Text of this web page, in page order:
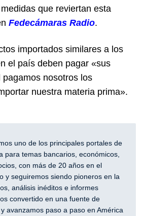
que reviertan esta
Fedecámaras Radio.
importados similares a los
el país deben pagar «sus
nosotros los
nuestra materia prima».
uno de los principales portales de
para temas bancarios, económicos,
con más de 20 años en el
y seguiremos siendo pioneros en la
análisis inéditos e informes
convertido en una fuente de
avanzamos paso a paso en América